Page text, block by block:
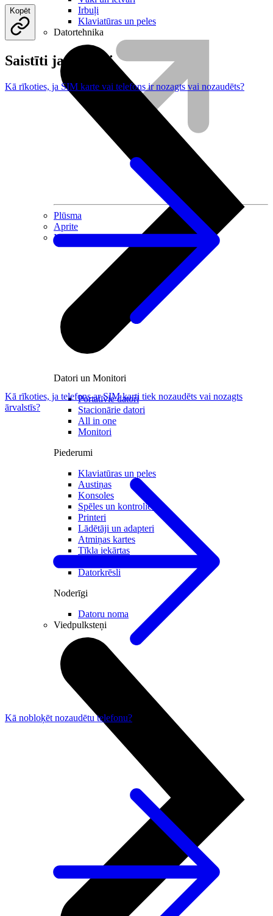
Plūsma
Aprite
Nāc pie LMT
Irbuļi
Klaviatūras un peles
Datortehnika
Datori un Monitori
Portatīvie datori
Stacionārie datori
All in one
Monitori
Piederumi
Klaviatūras un peles
Austiņas
Konsoles
Spēles un kontrolieri
Printeri
Lādētāji un adapteri
Atmiņas kartes
Tīkla iekārtas
Datorkrēsli
Noderīgi
Datoru noma
Viedpulksteņi
Kopēt
Saistīti jautājumi
Kā rīkoties, ja SIM karte vai telefons ir nozagts vai nozaudēts?
Kā rīkoties, ja telefons ar SIM karti tiek nozaudēts vai nozagts
ārvalstīs?
Kā nobloķēt nozaudētu telefonu?